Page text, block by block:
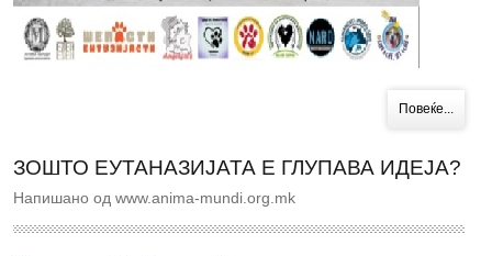
Повеќе...
ЗОШТО ЕУТАНАЗИЈАТА Е ГЛУПАВА ИДЕЈА?
Напишано од www.anima-mundi.org.mk